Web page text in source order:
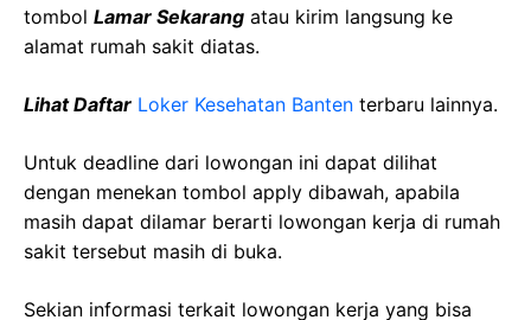
tombol Lamar Sekarang atau kirim langsung ke
alamat rumah sakit diatas.
Lihat Daftar Loker Kesehatan Banten terbaru lainnya.
Untuk deadline dari lowongan ini dapat dilihat
dengan menekan tombol apply dibawah, apabila
masih dapat dilamar berarti lowongan kerja di rumah
sakit tersebut masih di buka.
Sekian informasi terkait lowongan kerja yang bisa